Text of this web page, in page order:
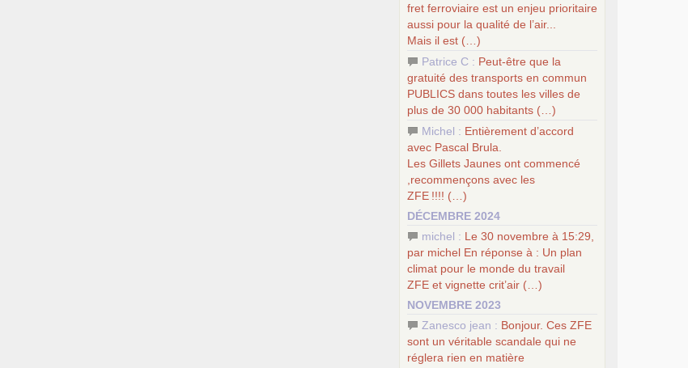
fret ferroviaire est un enjeu prioritaire
aussi pour la qualité de l’air...
Mais il est (…)
Patrice C : Peut-être que la
gratuité des transports en commun
PUBLICS dans toutes les villes de
plus de 30 000 habitants (…)
Michel : Entièrement d’accord
avec Pascal Brula.
Les Gillets Jaunes ont commencé
,recommençons avec les
ZFE !!!! (…)
DÉCEMBRE 2024
michel : Le 30 novembre à 15:29,
par michel En réponse à : Un plan
climat pour le monde du travail
ZFE et vignette crit’air (…)
NOVEMBRE 2023
Zanesco jean : Bonjour. Ces ZFE
sont un véritable scandale qui ne
réglera rien en matière